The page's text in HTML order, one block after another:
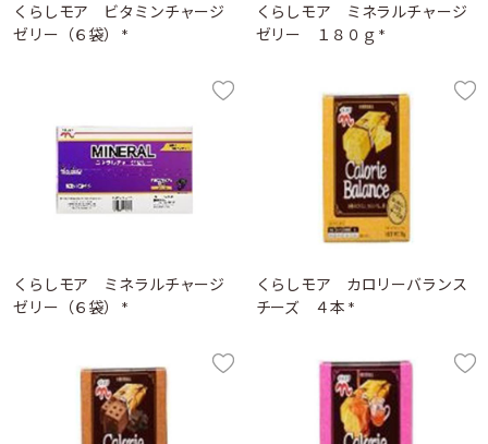
くらしモア ビタミンチャージ
ゼリー（６袋） *
くらしモア ミネラルチャージ
ゼリー １８０ｇ *
くらしモア ミネラルチャージ
ゼリー（６袋） *
くらしモア カロリーバランス
チーズ ４本 *